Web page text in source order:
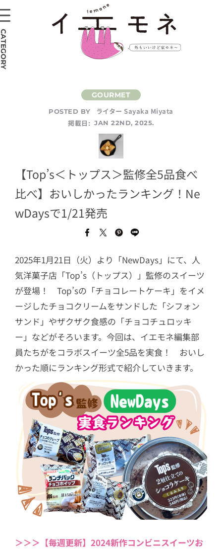
POSTED BY
ライター Sayaka Miyata
掲載日: JAN 22ND, 2025.
【Top’s＜トップス＞監修全5品食べ
比べ】おいしかったランキング！Ne
wDaysで1/21発売
2025年1月21日（火）より「NewDays」にて、人
気洋菓子店「Top’s（トップス）」監修のスイーツ
が登場！ Top’sの「チョコレートケーキ」をイメ
ージしたチョコクリームをサンドした「シフォン
サンド」やザクザク食感の「チョコチュロッキ
ー」などがそろいます。今回は、イエモネ編集部
員たちがをコラボスイーツ全5品を実食！ おいし
かった順にランキング形式で紹介していきます。
＞＞＞【毎週更新】2024新作コンビニスイーツお